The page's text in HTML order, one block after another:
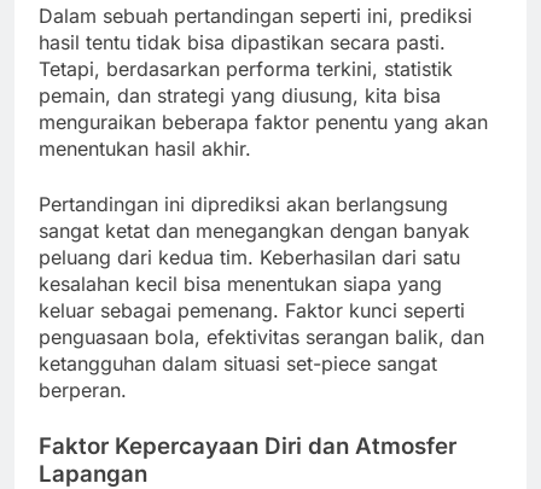
Dalam sebuah pertandingan seperti ini, prediksi
hasil tentu tidak bisa dipastikan secara pasti.
Tetapi, berdasarkan performa terkini, statistik
pemain, dan strategi yang diusung, kita bisa
menguraikan beberapa faktor penentu yang akan
menentukan hasil akhir.
Pertandingan ini diprediksi akan berlangsung
sangat ketat dan menegangkan dengan banyak
peluang dari kedua tim. Keberhasilan dari satu
kesalahan kecil bisa menentukan siapa yang
keluar sebagai pemenang. Faktor kunci seperti
penguasaan bola, efektivitas serangan balik, dan
ketangguhan dalam situasi set-piece sangat
berperan.
Faktor Kepercayaan Diri dan Atmosfer
Lapangan